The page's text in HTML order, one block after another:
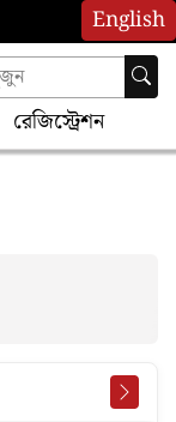
English
রেজিস্ট্রেশন